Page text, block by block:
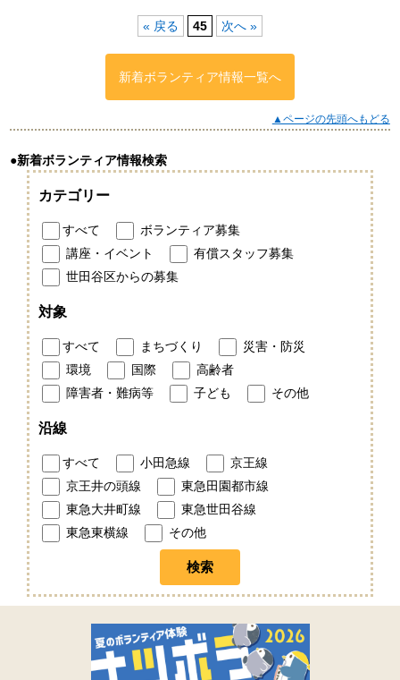
« 戻る 45 次へ »
新着ボランティア情報一覧へ
▲ページの先頭へもどる
●新着ボランティア情報検索
カテゴリー
すべて
ボランティア募集
講座・イベント
有償スタッフ募集
世田谷区からの募集
対象
すべて まちづくり
災害・防災
環境
国際
高齢者
障害者・難病等
子ども その他
沿線
すべて 小田急線
京王線
京王井の頭線
東急田園都市線
東急大井町線
東急世田谷線
東急東横線
その他